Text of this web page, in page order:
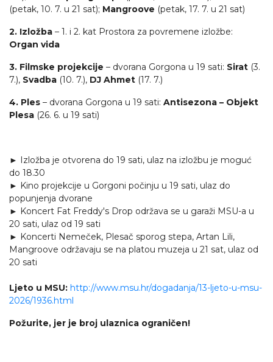
(petak, 10. 7. u 21 sat); Mangroove (petak, 17. 7. u 21 sat)
2. Izložba – 1. i 2. kat Prostora za povremene izložbe:
Organ vida
3. Filmske projekcije – dvorana Gorgona u 19 sati: Sirat (3.
7.), Svadba (10. 7.), DJ Ahmet (17. 7.)
4. Ples – dvorana Gorgona u 19 sati: Antisezona – Objekt
Plesa (26. 6. u 19 sati)
► Izložba je otvorena do 19 sati, ulaz na izložbu je moguć
do 18.30
► Kino projekcije u Gorgoni počinju u 19 sati, ulaz do
popunjenja dvorane
► Koncert Fat Freddy's Drop održava se u garaži MSU-a u
20 sati, ulaz od 19 sati
► Koncerti Nemeček, Plesač sporog stepa, Artan Lili,
Mangroove održavaju se na platou muzeja u 21 sat, ulaz od
20 sati
Ljeto u MSU: http://www.msu.hr/dogadanja/13-ljeto-u-msu-
2026/1936.html
Požurite, jer je broj ulaznica ograničen!